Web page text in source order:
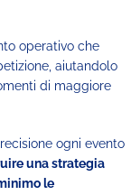
operativo che
aiutandolo
di maggiore
ogni evento
una strategia
le